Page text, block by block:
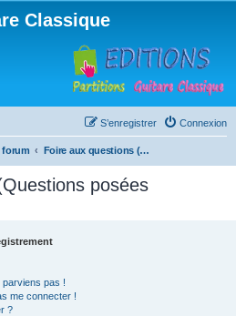
Classique
Connexion
S’enregistrer
forum Foire aux questions (Questions posées fréquemment)
posées
parviens pas !
me connecter !
?